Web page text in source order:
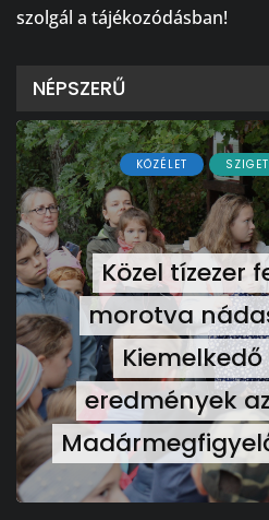
szolgál a tájékozódásban!
NÉPSZERŰ
KÖZÉLET
Közel tízezer
morotva
eredmények